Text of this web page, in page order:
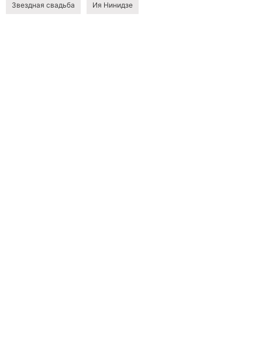
Звездная свадьба Ия Нинидзе